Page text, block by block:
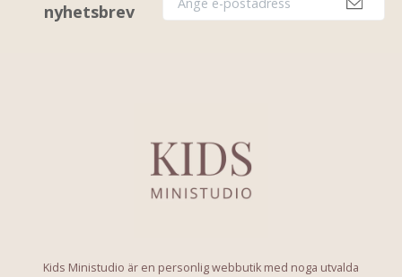
nyhetsbrev
Kids Ministudio är en personlig webbutik med noga utvalda